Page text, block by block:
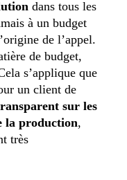
dans tous les
à un budget
de l’appel.
de budget,
s’applique que
un client de
sur les
la production,
très